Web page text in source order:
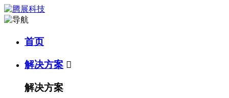
首页
解决方案 
解决方案